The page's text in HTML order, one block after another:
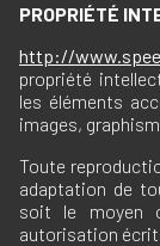
PROPRIÉTÉ
http://
propriété
les éléments
images,
Toute
adaptation de
soit le moyen
autorisation